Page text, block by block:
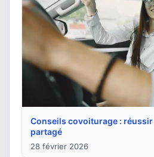
Conseils covoiturage :
partagé
28 février 2026